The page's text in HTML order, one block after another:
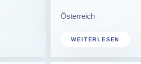
Österreich
WEITERLESEN